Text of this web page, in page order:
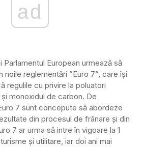
ad
European urmează să
reglementări ”Euro 7”, care îşi
regulile cu privire la poluatori
monoxidul de carbon. De
7 sunt concepute să abordeze
din procesul de frânare şi din
7 ar urma să intre în vigoare la 1
şi utilitare, iar doi ani mai